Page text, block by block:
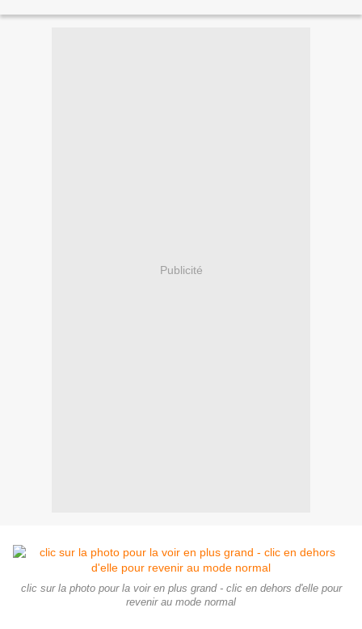
Publicité
clic sur la photo pour la voir en plus grand - clic en dehors d'elle pour
revenir au mode normal